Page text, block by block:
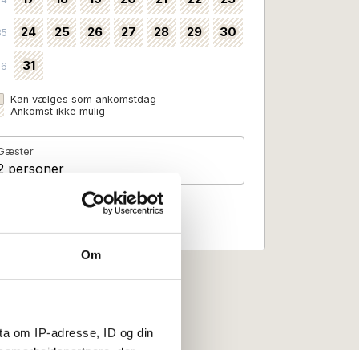
Om
om IP-adresse, ID og din
24 25 26 27 28 29 30
31
Kan vælges som ankomstdag
Ankomst ikke mulig
personer